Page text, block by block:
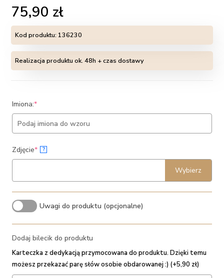
75,90 zł
Kod produktu: 136230
Realizacja produktu ok. 48h + czas dostawy
Imiona:*(required)
Zdjęcie*(required)
?
Wybierz
Uwagi do produktu (opcjonalne)
Dodaj bilecik do produktu
Karteczka z dedykacją przymocowana do produktu. Dzięki temu
możesz przekazać parę słów osobie obdarowanej :) (+5,90 zł)